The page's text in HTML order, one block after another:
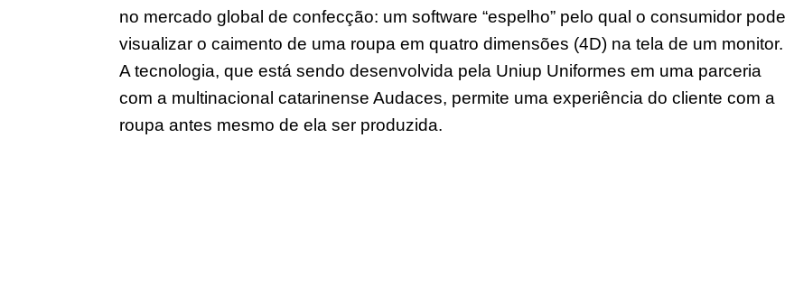
no mercado global de confecção: um software “espelho” pelo qual o consumidor pode
visualizar o caimento de uma roupa em quatro dimensões (4D) na tela de um monitor.
A tecnologia, que está sendo desenvolvida pela Uniup Uniformes em uma parceria
com a multinacional catarinense Audaces, permite uma experiência do cliente com a
roupa antes mesmo de ela ser produzida.